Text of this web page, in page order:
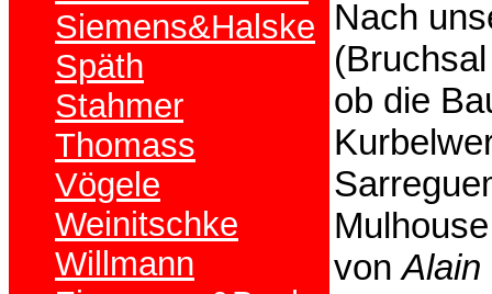
Siemens&Halske
Späth
Stahmer
Thomass
Vögele
Weinitschke
Willmann
Nach
ob die
vonAlain